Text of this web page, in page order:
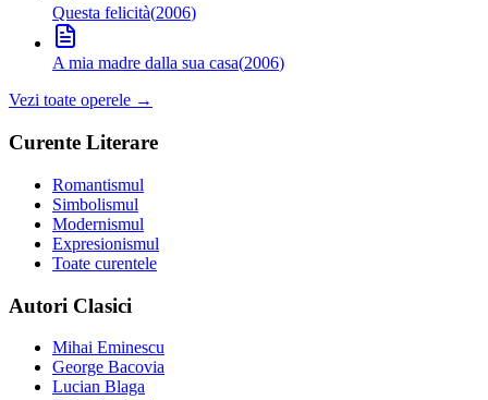
Questa felicità(2006)
A mia madre dalla sua casa(2006)
Vezi toate operele →
Curente Literare
Romantismul
Simbolismul
Modernismul
Expresionismul
Toate curentele
Autori Clasici
Mihai Eminescu
George Bacovia
Lucian Blaga